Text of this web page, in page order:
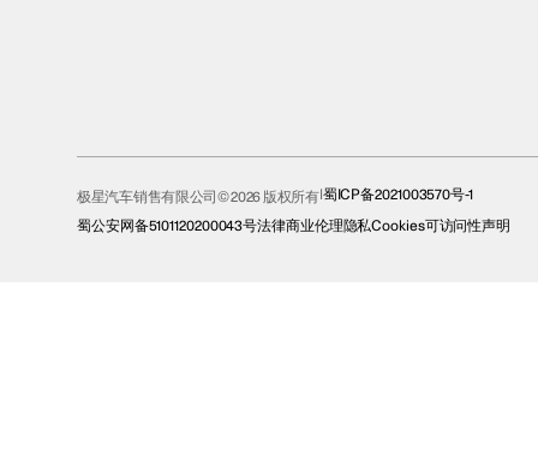
极星汽车销售有限公司© 2026 版权所有 蜀ICP备2021003570号-1
蜀公安网备5101120200043号法律商业伦理 隐私Cookies可访问性声明